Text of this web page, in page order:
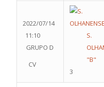
2022/07/14
11:10
GRUPO D
CV
S.
"B"
3